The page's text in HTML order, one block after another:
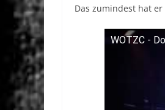
Das zumindest hat
WOTZC -